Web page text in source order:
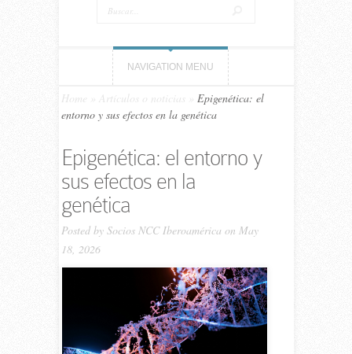
NAVIGATION MENU
Home Artículos o noticias
Epigenética: el
entorno y sus efectos en la genética
Epigenética: el entorno y
sus efectos en la
genética
Posted by Socios NCC Iberoamérica on May
18, 2026